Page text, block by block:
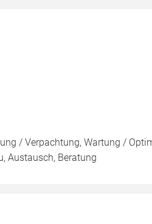
/ Verpachtung, Wartung /
Austausch, Beratung